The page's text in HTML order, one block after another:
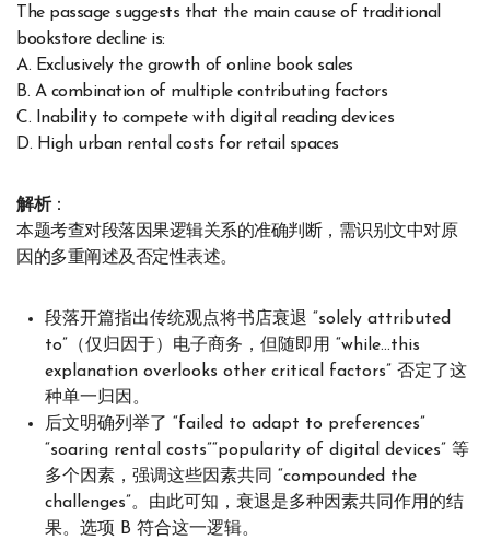
The passage suggests that the main cause of traditional
bookstore decline is:
A. Exclusively the growth of online book sales
B. A combination of multiple contributing factors
C. Inability to compete with digital reading devices
D. High urban rental costs for retail spaces
解析：
本题考查对段落因果逻辑关系的准确判断，需识别文中对原
因的多重阐述及否定性表述。
段落开篇指出传统观点将书店衰退 “solely attributed
to”（仅归因于）电子商务，但随即用 “while…this
explanation overlooks other critical factors” 否定了这
种单一归因。
后文明确列举了 “failed to adapt to preferences”
“soaring rental costs”“popularity of digital devices” 等
多个因素，强调这些因素共同 “compounded the
challenges”。由此可知，衰退是多种因素共同作用的结
果。选项 B 符合这一逻辑。